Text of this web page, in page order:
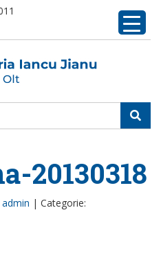
20130318
admin | Categorie: